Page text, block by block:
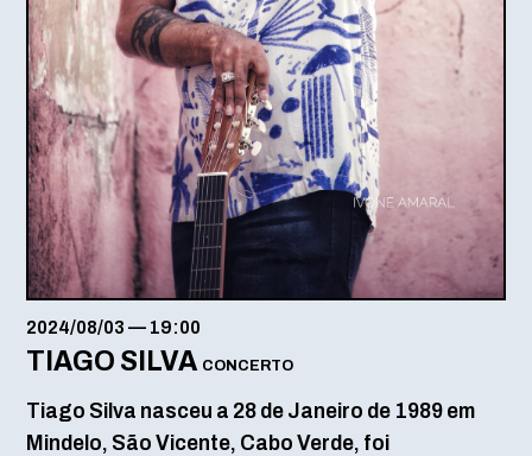
2024/08/03 — 19:00
TIAGO SILVA CONCERTO
Tiago Silva nasceu a 28 de Janeiro de 1989 em
Mindelo, São Vicente, Cabo Verde, foi